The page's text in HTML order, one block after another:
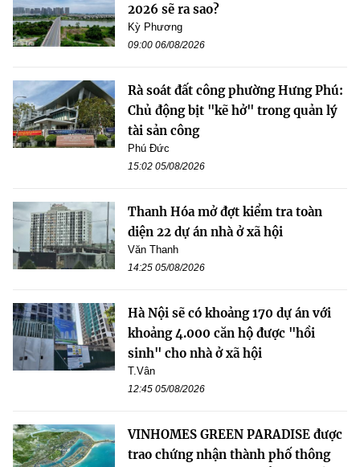
2026 sẽ ra sao?
Kỳ Phương
09:00 06/08/2026
Rà soát đất công phường Hưng Phú:
Chủ động bịt "kẽ hở" trong quản lý
tài sản công
Phú Đức
15:02 05/08/2026
Thanh Hóa mở đợt kiểm tra toàn
diện 22 dự án nhà ở xã hội
Văn Thanh
14:25 05/08/2026
Hà Nội sẽ có khoảng 170 dự án với
khoảng 4.000 căn hộ được "hồi
sinh" cho nhà ở xã hội
T.Vân
12:45 05/08/2026
VINHOMES GREEN PARADISE được
trao chứng nhận thành phố thông